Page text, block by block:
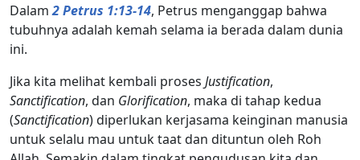
Dalam2 Petrus 1:13-14, Petrus menganggap bahwa
tubuhnya adalah kemah selama ia berada dalam dunia
ini.
Jika kita melihat kembali proses Justification,
Sanctification, dan Glorification, maka di tahap kedua
(Sanctification) diperlukan kerjasama keinginan manusia
untuk selalu mau untuk taat dan dituntun oleh Roh